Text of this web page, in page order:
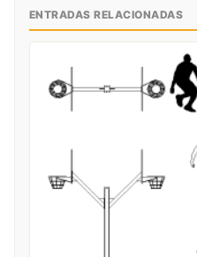
ENTRADAS RELACIONADAS